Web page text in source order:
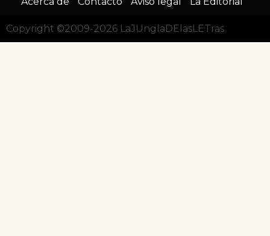
Copyright ©2009-2026 LaJUnglaDElasLETras